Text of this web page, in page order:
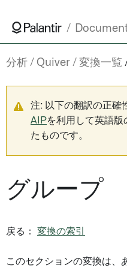
分析 Quiver 変換一覧
注: 以下の翻訳の正確
AIPを利用して英語
たものです。
グループ
戻る： 変換の索引
このセクションの変換は、